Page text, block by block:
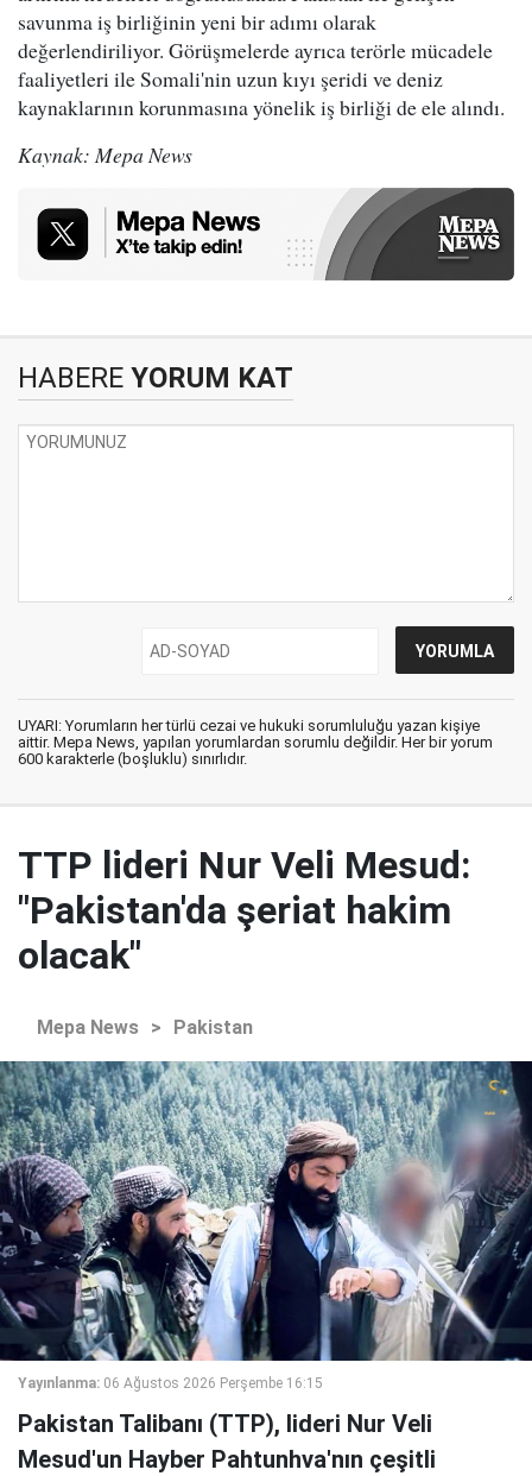
savunma iş birliğinin yeni bir adımı olarak
değerlendiriliyor. Görüşmelerde ayrıca terörle mücadele
faaliyetleri ile Somali'nin uzun kıyı şeridi ve deniz
kaynaklarının korunmasına yönelik iş birliği de ele alındı.
Kaynak: Mepa News
HABERE YORUM KAT
UYARI: Yorumların her türlü cezai ve hukuki sorumluluğu yazan kişiye
aittir. Mepa News, yapılan yorumlardan sorumlu değildir. Her bir yorum
600 karakterle (boşluklu) sınırlıdır.
TTP lideri Nur Veli Mesud:
"Pakistan'da şeriat hakim
olacak"
Mepa News > Pakistan
Yayınlanma: 06 Ağustos 2026 Perşembe 16:15
Pakistan Talibanı (TTP), lideri Nur Veli
Mesud'un Hayber Pahtunhva'nın çeşitli